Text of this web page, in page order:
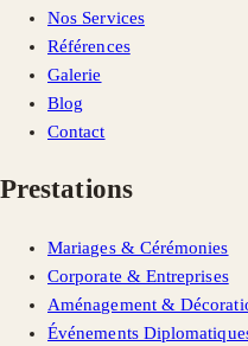
Nos Services
Références
Galerie
Blog
Contact
Prestations
Mariages & Cérémonies
Corporate & Entreprises
Aménagement &
Événements